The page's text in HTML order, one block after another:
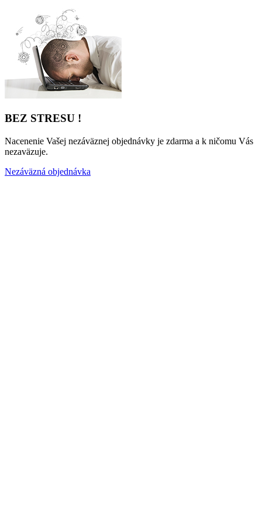
BEZ STRESU !
Nacenenie Vašej nezáväznej objednávky je zdarma a k ničomu Vás
nezaväzuje.
Nezáväzná objednávka